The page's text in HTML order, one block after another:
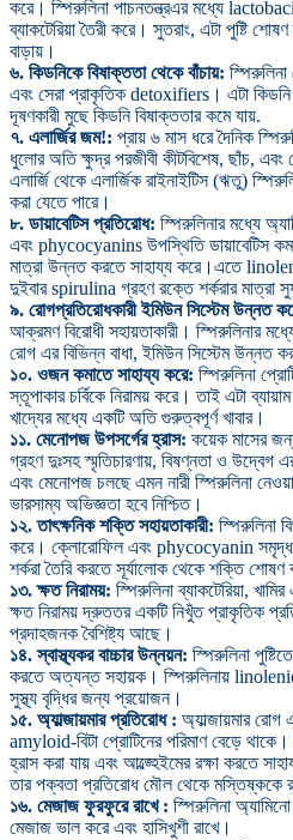
করে। স্পিরুলিনা পাচনতন্ত্রএর মধ্যে
ব্যাকটেরিয়া তৈরী করে। সুতরাং, এটা পুষ্টি
বাড়ায়।
৬. কিডনিকে বিষাক্ততা থেকে বাঁচায়:
এবং সেরা প্রাকৃতিক detoxifiers। এটা কিডনি
দূষণকারী মুছে কিডনি বিষাক্ততার কমে যায়.
৭. এলার্জির জম!: প্রায় ৬ মাস ধরে দৈনিক
ধুলোর অতি ক্ষুদ্র পরজীবী কীটবিশেষ, ছাঁচ, এবং
এলার্জি থেকে এলার্জিক রাইনাইটিস (ঋতু)
করা যেতে পারে।
৮. ডায়াবেটিস প্রতিরোধ: স্পিরুলিনার মধ্যে
এবং phycocyanins উপস্থিতি ডায়াবেটিস
মাত্রা উন্নত করতে সাহায্য করে।এতে
দুইবার spirulina গ্রহণ রক্তে শর্করার মাত্রা
৯. রোগপ্রতিরোধকারী ইমিউন সিস্টেম উন্নত
আক্রমণ বিরোধী সহায়তাকারী। স্পিরুলিনার
রোগ এর বিভিন্ন বাধা, ইমিউন সিস্টেম উন্নত
১০. ওজন কমাতে সাহায্য করে: স্পিরুলিনা
স্তূপাকার চর্বিকে নিরাময় করে। তাই এটা
খাদ্যের মধ্যে একটি অতি গুরুত্বপূর্ণ খাবার।
১১. মেনোপজ উপসর্গের হ্রাস: কয়েক মাসের জন্য
গ্রহণ দুঃসহ স্মৃতিচারণায়, বিষণ্নতা ও উদ্বেগ
এবং মেনোপজ চলছে এমন নারী স্পিরুলিনা
ভারসাম্য অভিজ্ঞতা হবে নিশ্চিত।
১২. তাৎক্ষনিক শক্তি সহায়তাকারী: স্পিরুলিনা
করে। ক্লোরোফিল এবং phycocyanin
শর্করা তৈরি করতে সূর্যালোক থেকে শক্তি
১৩. ক্ষত নিরাময়: স্পিরুলিনা ব্যাকটেরিয়া,
ক্ষত নিরাময় দ্রুততর একটি নিখুঁত প্রাকৃতিক
প্রদাহজনক বৈশিষ্ট্য আছে।
১৪. স্বাস্থ্যকর বাচ্চার উন্নয়ন: স্পিরুলিনা
করতে অত্যন্ত সহায়ক। স্পিরুলিনায় linolenic
সুস্থ্য বৃদ্ধির জন্য প্রয়োজন।
১৫. অ্যাল্জায়মার প্রতিরোধ : অ্যাল্জায়মার রোগ
amyloid-বিটা প্রোটিনের পরিমাণ বেড়ে
হ্রাস করা যায় এবং আল্জ্হেইমের রক্ষা করতে
তার পক্বতা প্রতিরোধ মৌল থেকে মস্তিষ্ককে
১৬. মেজাজ ফুরফুরে রাখে : স্পিরুলিনা
মেজাজ ভাল করে এবং হাসিখুশী রাখে।